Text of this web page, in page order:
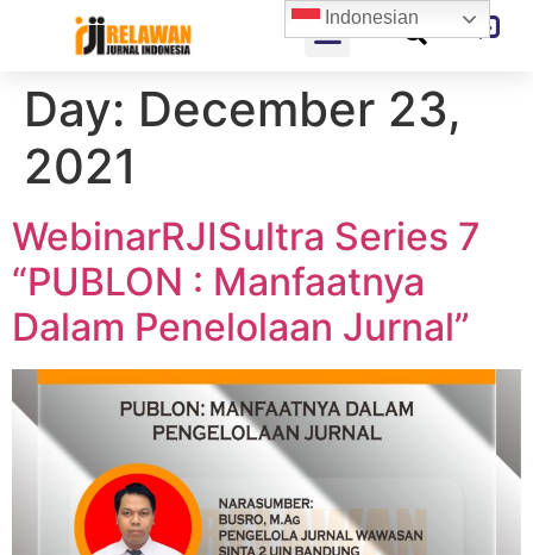
Day: December 23,
2021
WebinarRJISultra Series 7
“PUBLON : Manfaatnya
Dalam Penelolaan Jurnal”
Indonesian